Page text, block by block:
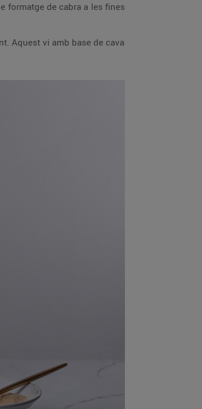
formatge de cabra a les fines
Aquest vi amb base de cava